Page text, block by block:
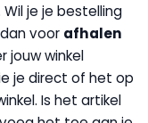
Wil je je bestelling
voor afhalen
jouw winkel
je direct of het op
Is het artikel